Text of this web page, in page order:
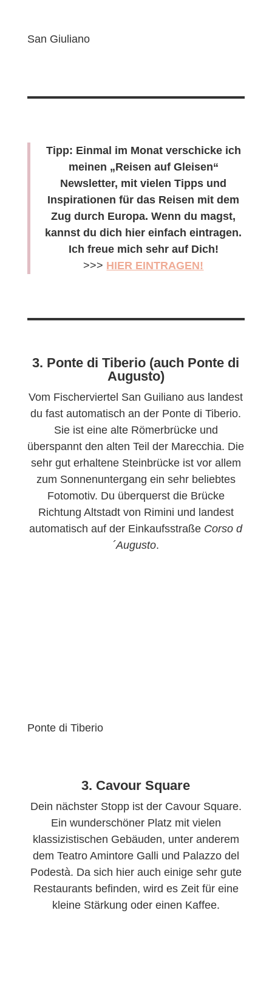
San Giuliano
Tipp: Einmal im Monat verschicke ich
meinen „Reisen auf Gleisen“
Newsletter, mit vielen Tipps und
Inspirationen für das Reisen mit dem
Zug durch Europa. Wenn du magst,
kannst du dich hier einfach eintragen.
Ich freue mich sehr auf Dich!
>>> HIER EINTRAGEN!
3. Ponte di Tiberio (auch Ponte di
Augusto)
Vom Fischerviertel San Guiliano aus landest
du fast automatisch an der Ponte di Tiberio.
Sie ist eine alte Römerbrücke und
überspannt den alten Teil der Marecchia. Die
sehr gut erhaltene Steinbrücke ist vor allem
zum Sonnenuntergang ein sehr beliebtes
Fotomotiv. Du überquerst die Brücke
Richtung Altstadt von Rimini und landest
automatisch auf der Einkaufsstraße Corso d
´Augusto.
Ponte di Tiberio
3. Cavour Square
Dein nächster Stopp ist der Cavour Square.
Ein wunderschöner Platz mit vielen
klassizistischen Gebäuden, unter anderem
dem Teatro Amintore Galli und Palazzo del
Podestà. Da sich hier auch einige sehr gute
Restaurants befinden, wird es Zeit für eine
kleine Stärkung oder einen Kaffee.